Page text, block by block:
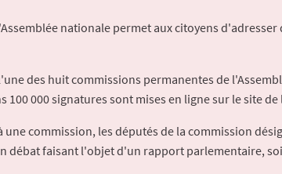
nationale permet aux citoyens
des huit commissions permanentes de
100 000 signatures sont mises en ligne sur le site
commission, les députés de la commission
débat faisant l'objet d'un rapport parlementaire,